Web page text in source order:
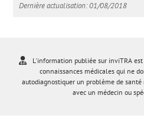
Dernière actualisation: 01/08/2018
L'information publiée sur inviTRA
connaissances médicales qui ne
autodiagnostiquer un problème de
avec un médecin ou